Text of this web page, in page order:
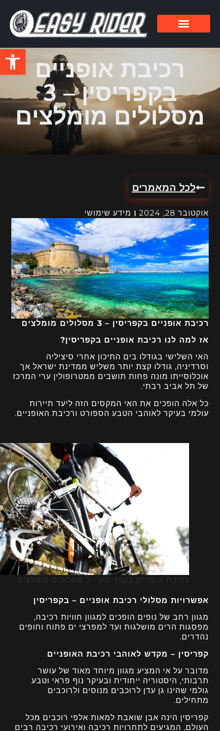
פתח רכיבת אופניים
בקפריסין – 3
מסלולים מומלצים
לכל המאמרים
אוקטובר 28, 2024 מידע שימושי
רכיבת אופניים בקפריסין – 3 מסלולים מומלצים
אז למה לנו רכיבת אופניים בקפריסין?
האי השלישי בגודלו בים התיכון אחרי סיציליה
וסרדיניה, גודלו קצת יותר משליש ממדינת ישראל אך
אוכלוסייתו מונה פחות תושבים ממטרופולין ערי המרכז
של תל אביב רבתי.
כל אלה הופכים את האי המקסים הזה ליעד תיירות
עולמי בעיקר לאוהבי הטבע הספורט ורכיבת האופניים.
רכיבת אופניים בקפריסין – 3 מסלולים מומלצים
אפשרויות מסלולי רכיבת אופניים – בקפריסין
מגוון רחב של נופים הופכים למגוון חוויות רכיבה,
מפסגות הרים מושלגות ועד למפרצי ים פתוח וחופים
נהדרים.
קפריסין – מקדש לאוהבי רכיבת האופניים
מדובר על אי המציע מגוון מיוחד מאוד של עושר
תרבותי, היסטוריה ייחודית ובעיקר נוף פראי וטבע
גולמי שהינו גן עדן לרוכבים מנוסים ולרוכבים
מתחילים.
קפריסין הינה אבן שואבת למאות אלפי רוכבים מכל
העולם, המגיעים לתחרויות רכיבה ואירועי רכיבה רבים